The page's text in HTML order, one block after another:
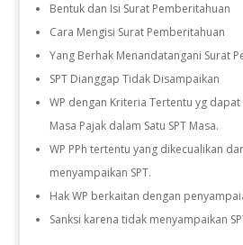
Bentuk dan Isi Surat Pemberitahuan
Cara Mengisi Surat Pemberitahuan
Yang Berhak Menandatangani Surat
SPT Dianggap Tidak Disampaikan
WP dengan Kriteria Tertentu yg
Masa Pajak dalam Satu SPT Masa.
WP PPh tertentu yang dikecualikan
menyampaikan SPT.
Hak WP berkaitan dengan
Sanksi karena tidak menyampaikan